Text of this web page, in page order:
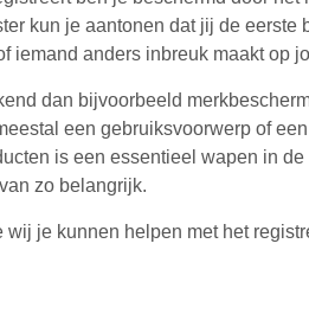
kun je aantonen dat jij de
iemand anders inbreuk maakt op
dan bijvoorbeeld
een gebruiksvoorwerp of
is een essentieel wapen in
zo belangrijk.
wij je kunnen helpen met het